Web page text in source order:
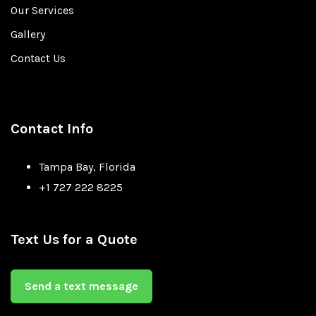
Our Services
Gallery
Contact Us
Contact Info
Tampa Bay, Florida
+1 727 222 8225
Text Us for a Quote
Send a text message